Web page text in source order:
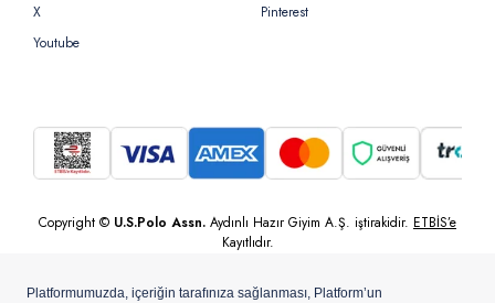
X
Pinterest
Youtube
Copyright © U.S.Polo Assn. Aydınlı Hazır Giyim A.Ş. iştirakidir. ETBİS’e
Kayıtlıdır.